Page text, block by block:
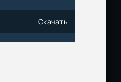
Скачать
Скачать